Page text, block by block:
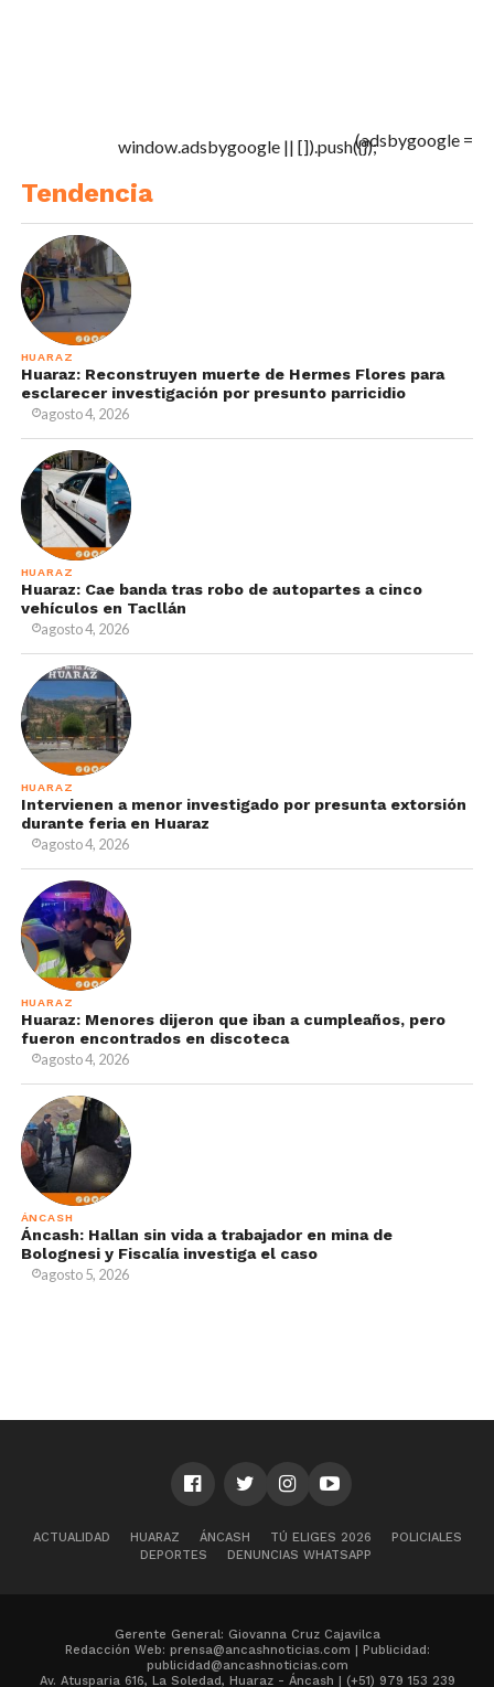
(adsbygoogle =
window.adsbygoogle || []).push({});
Tendencia
HUARAZ
Huaraz: Reconstruyen muerte de Hermes Flores para
esclarecer investigación por presunto parricidio
agosto 4, 2026
HUARAZ
Huaraz: Cae banda tras robo de autopartes a cinco
vehículos en Tacllán
agosto 4, 2026
HUARAZ
Intervienen a menor investigado por presunta extorsión
durante feria en Huaraz
agosto 4, 2026
HUARAZ
Huaraz: Menores dijeron que iban a cumpleaños, pero
fueron encontrados en discoteca
agosto 4, 2026
ÁNCASH
Áncash: Hallan sin vida a trabajador en mina de
Bolognesi y Fiscalía investiga el caso
agosto 5, 2026
ACTUALIDAD HUARAZ ÁNCASH TÚ ELIGES 2026
POLICIALES
DEPORTES
DENUNCIAS WHATSAPP
Gerente General: Giovanna Cruz Cajavilca
Redacción Web: prensa@ancashnoticias.com | Publicidad:
publicidad@ancashnoticias.com
Av. Atusparia 616, La Soledad, Huaraz - Áncash | (+51) 979 153 239